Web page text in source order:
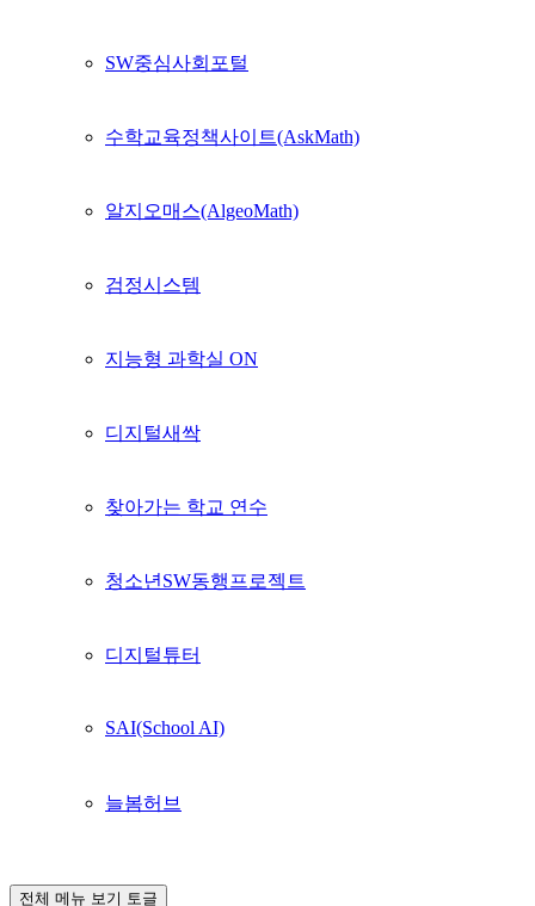
SW중심사회포털
수학교육정책사이트(AskMath)
알지오매스(AlgeoMath)
검정시스템
지능형 과학실 ON
디지털새싹
찾아가는 학교 연수
청소년SW동행프로젝트
디지털튜터
SAI(School AI)
늘봄허브
전체 메뉴 보기 토글